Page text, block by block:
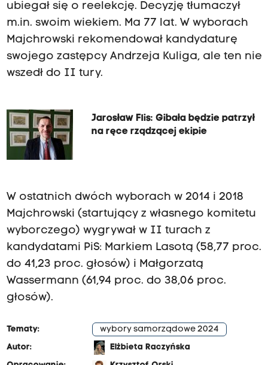
ubiegał się o reelekcję. Decyzję tłumaczył
m.in. swoim wiekiem. Ma 77 lat. W wyborach
Majchrowski rekomendował kandydaturę
swojego zastępcy Andrzeja Kuliga, ale ten nie
wszedł do II tury.
Jarosław Flis: Gibała będzie patrzył
na ręce rządzącej ekipie
W ostatnich dwóch wyborach w 2014 i 2018
Majchrowski (startujący z własnego komitetu
wyborczego) wygrywał w II turach z
kandydatami PiS: Markiem Lasotą (58,77 proc.
do 41,23 proc. głosów) i Małgorzatą
Wassermann (61,94 proc. do 38,06 proc.
głosów).
Tematy:
wybory samorządowe 2024
Autor:
Elżbieta Raczyńska